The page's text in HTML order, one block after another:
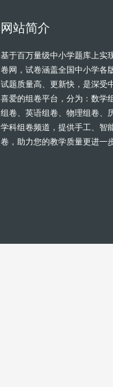
网站简介
基于百万量级中小学题库上实
卷网，试卷涵盖全国中小学各
试题质量高、更新快，是深受
喜爱的组卷平台，分为：数学
组卷、英语组卷、物理组卷、
学科组卷频道，提供手工、智
卷，助力您的教学质量更进一